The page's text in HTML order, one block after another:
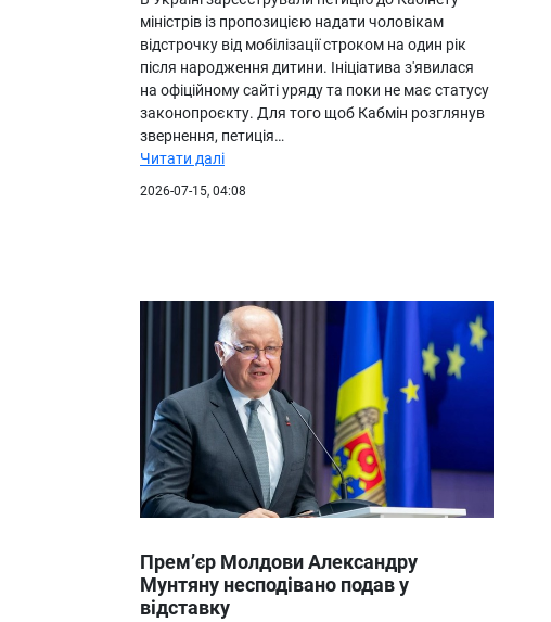
міністрів із пропозицією надати чоловікам
відстрочку від мобілізації строком на один рік
після народження дитини. Ініціатива з'явилася
на офіційному сайті уряду та поки не має статусу
законопроєкту. Для того щоб Кабмін розглянув
звернення, петиція…
Читати далі
2026-07-15, 04:08
Прем’єр Молдови Александру
Мунтяну несподівано подав у
відставку